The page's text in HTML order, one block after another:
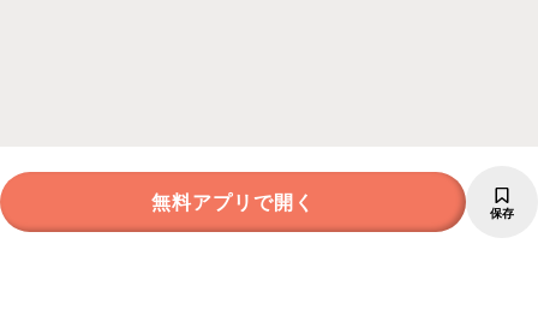
無料アプリで開く 保存